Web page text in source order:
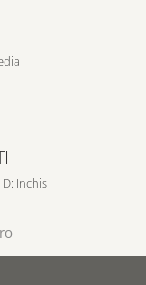
D: Inchis